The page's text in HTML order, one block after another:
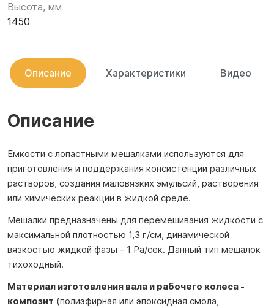
Высота, мм
1450
Описание Характеристики Видео
Описание
Емкости с лопастными мешалками используются для
приготовления и поддержания консистенции различных
растворов, создания маловязких эмульсий, растворения
или химических реакции в жидкой среде.
Мешалки предназначены для перемешивания жидкости с
максимальной плотностью 1,3 г/см, динамической
вязкостью жидкой фазы ‐ 1 Ра/сек. Данный тип мешалок
тихоходный.
Материал изготовления вала и рабочего колеса -
композит (полиэфирная или эпоксидная смола,